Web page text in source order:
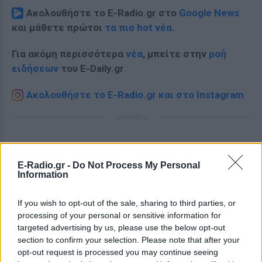
E-Radio.gr - Do Not Process My Personal
Information
If you wish to opt-out of the sale, sharing to third parties, or
processing of your personal or sensitive information for
targeted advertising by us, please use the below opt-out
section to confirm your selection. Please note that after your
opt-out request is processed you may continue seeing
Ακολουθήστε το E-Radio.gr στο Google News
και μάθετε πρώτοι τα πιο hot νέα.
Για ακόμη περισσότερα νέα, μπείτε στην ροή
ειδήσεων του E-Daily.gr
Ακολουθήστε το E-Radio.gr και στο Instagram